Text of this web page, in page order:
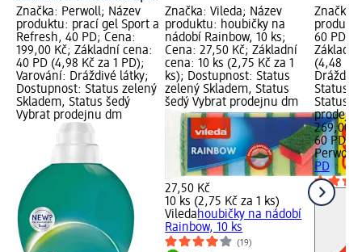
Značka: Perwoll; Název
produktu: prací gel Sport a
Refresh, 40 PD; Cena:
199,00 Kč; Základní cena:
40 PD (4,98 Kč za 1 PD);
Varování: Dráždivé látky;
Dostupnost: Status zelený
Skladem, Status šedý
Vybrat prodejnu dm
Značka: Vileda; Název
produktu: houbičky na
nádobí Rainbow, 10 ks;
Cena: 27,50 Kč; Základní
cena: 10 ks (2,75 Kč za 1
ks); Dostupnost: Status
zelený Skladem, Status
šedý Vybrat prodejnu dm
27,50 Kč
10 ks (2,75 Kč za 1 ks)
Viledahoubičky na nádobí
Rainbow, 10 ks
(19)
Značka:
60 PD;
Základní
(4,48 Kč
Status
Status
269,00
60 PD
Perwoll
PD